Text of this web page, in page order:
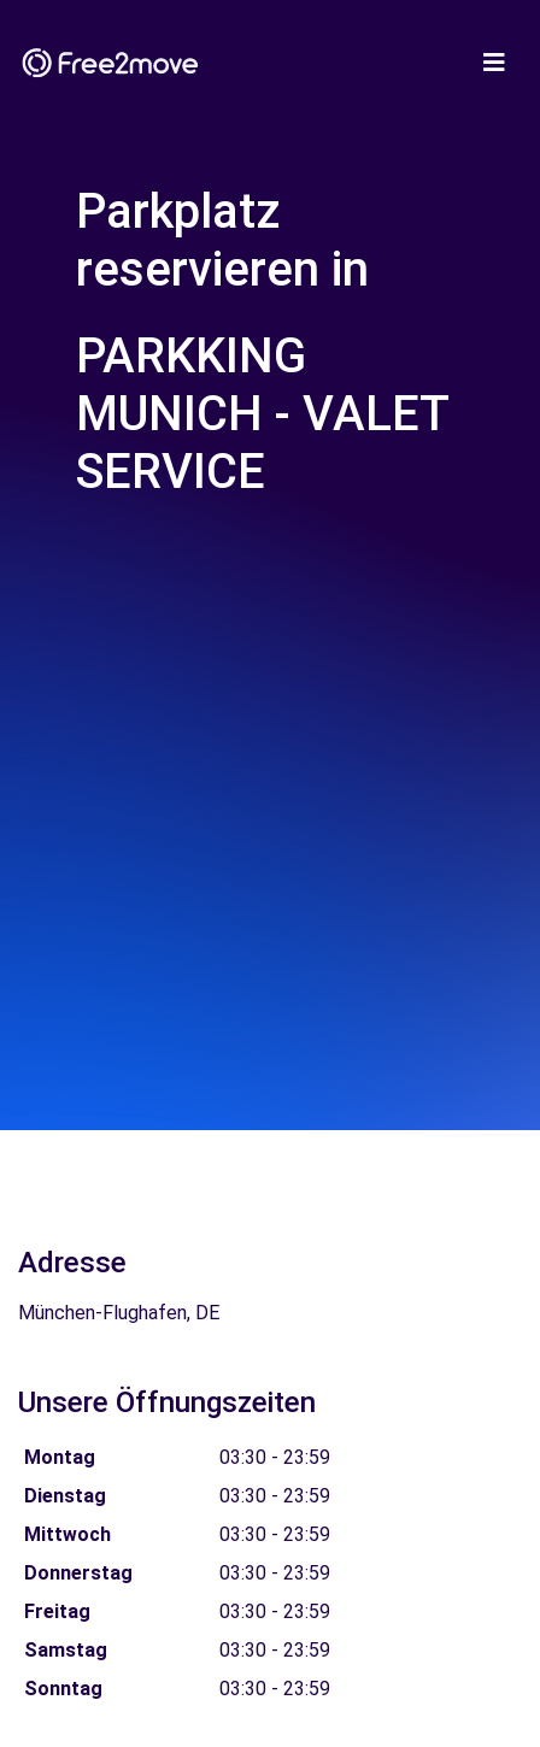
Parkplatz
reservieren in
PARKKING
MUNICH - VALET
SERVICE
Adresse
München-Flughafen, DE
Unsere Öffnungszeiten
Montag
03:30 - 23:59
Dienstag
03:30 - 23:59
Mittwoch
03:30 - 23:59
Donnerstag
03:30 - 23:59
Freitag
03:30 - 23:59
Samstag
03:30 - 23:59
Sonntag
03:30 - 23:59